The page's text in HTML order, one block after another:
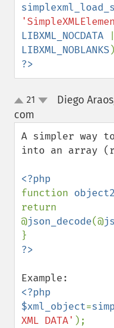
LIBXML_NOCDATA
LIBXML_NOBLANKS
?>
up21
Diego
com
A simpler way
into an array
function
return
@json_decode(@
<?php
$xml_object=
XML DATA'